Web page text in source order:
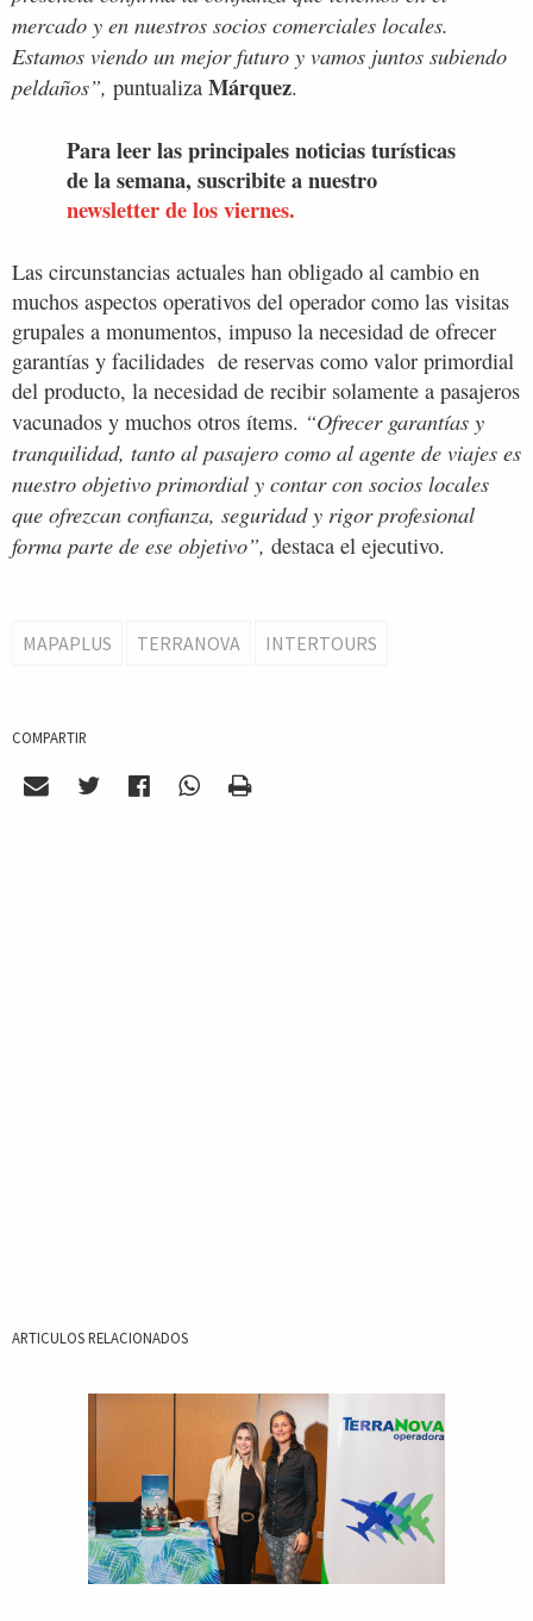
mercado y en nuestros socios comerciales locales.
Estamos viendo un mejor futuro y vamos juntos subiendo
peldaños”, puntualiza Márquez.
Para leer las principales noticias turísticas
de la semana, suscribite a nuestro
newsletter de los viernes.
Las circunstancias actuales han obligado al cambio en
muchos aspectos operativos del operador como las visitas
grupales a monumentos, impuso la necesidad de ofrecer
garantías y facilidades de reservas como valor primordial
del producto, la necesidad de recibir solamente a pasajeros
vacunados y muchos otros ítems. “Ofrecer garantías y
tranquilidad, tanto al pasajero como al agente de viajes es
nuestro objetivo primordial y contar con socios locales
que ofrezcan confianza, seguridad y rigor profesional
forma parte de ese objetivo”, destaca el ejecutivo.
MAPAPLUS TERRANOVA INTERTOURS
COMPARTIR
ARTICULOS RELACIONADOS